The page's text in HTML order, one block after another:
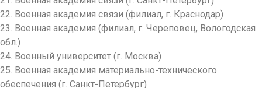
22. Военная академия связи (филиал, г. Краснодар)
23. Военная академия (филиал, г. Череповец, Вологодская
обл.)
24. Военный университет (г. Москва)
25. Военная академия материально-технического
обеспечения (г. Санкт-Петербург)